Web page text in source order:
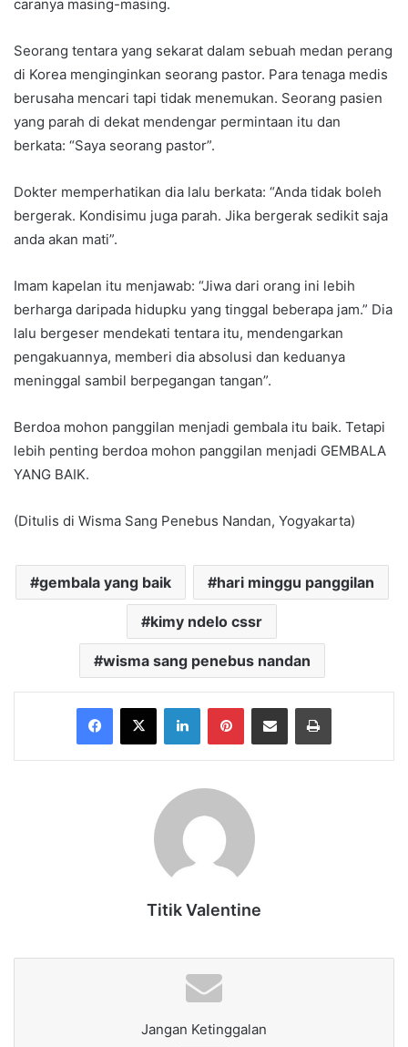
caranya masing-masing.
Seorang tentara yang sekarat dalam sebuah medan perang
di Korea menginginkan seorang pastor. Para tenaga medis
berusaha mencari tapi tidak menemukan. Seorang pasien
yang parah di dekat mendengar permintaan itu dan
berkata: “Saya seorang pastor”.
Dokter memperhatikan dia lalu berkata: “Anda tidak boleh
bergerak. Kondisimu juga parah. Jika bergerak sedikit saja
anda akan mati”.
Imam kapelan itu menjawab: “Jiwa dari orang ini lebih
berharga daripada hidupku yang tinggal beberapa jam.” Dia
lalu bergeser mendekati tentara itu, mendengarkan
pengakuannya, memberi dia absolusi dan keduanya
meninggal sambil berpegangan tangan”.
Berdoa mohon panggilan menjadi gembala itu baik. Tetapi
lebih penting berdoa mohon panggilan menjadi GEMBALA
YANG BAIK.
(Ditulis di Wisma Sang Penebus Nandan, Yogyakarta)
gembala yang baik hari minggu panggilan
kimy ndelo cssr
wisma sang penebus nandan
Facebook
X LinkedInPinterestShare via Email Print
Titik Valentine
Jangan Ketinggalan